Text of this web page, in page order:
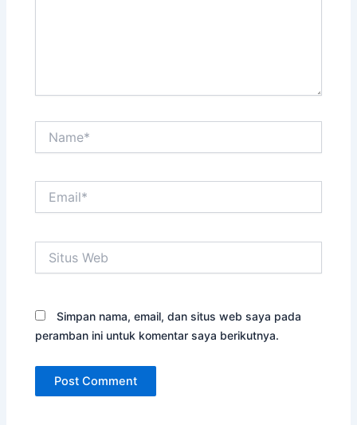
Web
Simpan nama, email, dan situs web saya pada
peramban ini untuk komentar saya berikutnya.